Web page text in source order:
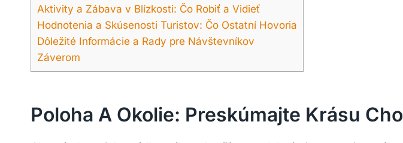
Aktivity a Zábava v Blízkosti: Čo Robiť a Vidieť
Hodnotenia a Skúsenosti Turistov: Čo Ostatní Hovoria
Dôležité Informácie a Rady pre Návštevníkov
Záverom
Poloha A Okolie: Preskúmajte Krásu